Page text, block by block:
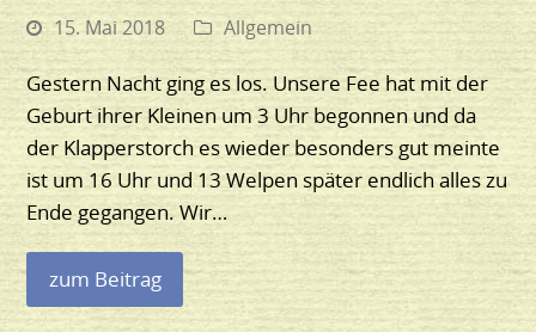
15. Mai 2018 Allgemein
Gestern Nacht ging es los. Unsere Fee hat mit der
Geburt ihrer Kleinen um 3 Uhr begonnen und da
der Klapperstorch es wieder besonders gut meinte
ist um 16 Uhr und 13 Welpen später endlich alles zu
Ende gegangen. Wir…
zum Beitrag